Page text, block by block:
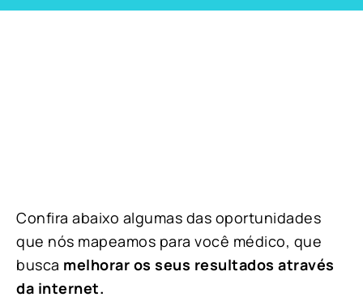
Confira abaixo algumas das oportunidades
que nós mapeamos para você médico, que
busca melhorar os seus resultados através
da internet.